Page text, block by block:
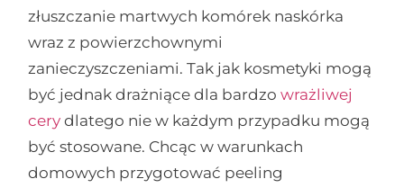
złuszczanie martwych komórek naskórka
wraz z powierzchownymi
zanieczyszczeniami. Tak jak kosmetyki mogą
być jednak drażniące dla bardzowrażliwej
cery dlatego nie w każdym przypadku mogą
być stosowane. Chcąc w warunkach
domowych przygotować peeling